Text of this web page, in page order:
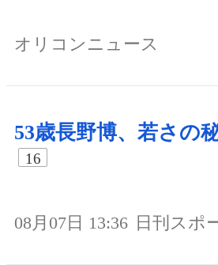
オリコンニュース
53歳長野博、若さの
16
08月07日 13:36 日刊スポ